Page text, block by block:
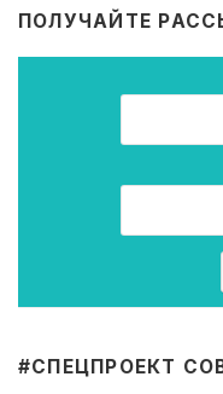
ПОЛУЧАЙТЕ
#CПЕЦПРОЕКТ